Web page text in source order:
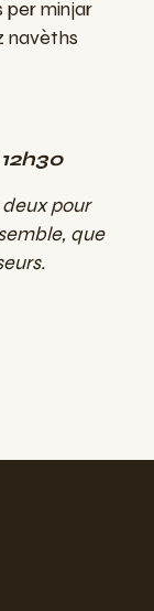
per minjar
navèths
pour
que